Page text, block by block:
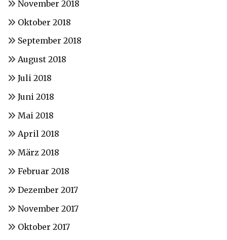
November 2018
Oktober 2018
September 2018
August 2018
Juli 2018
Juni 2018
Mai 2018
April 2018
März 2018
Februar 2018
Dezember 2017
November 2017
Oktober 2017